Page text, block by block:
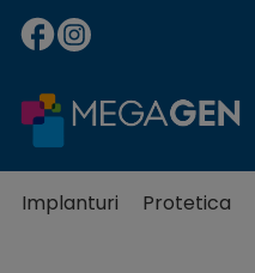
Implanturi Protetica